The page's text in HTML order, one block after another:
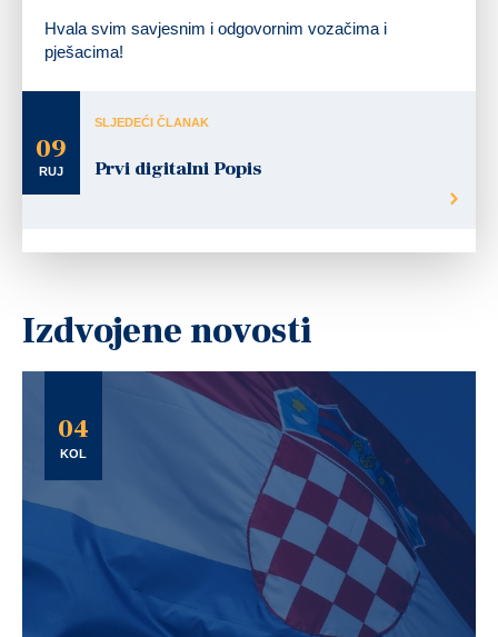
Hvala svim savjesnim i odgovornim vozačima i
pješacima!
09
RUJ
SLJEDEĆI ČLANAK
Prvi digitalni Popis
Izdvojene novosti
04
KOL